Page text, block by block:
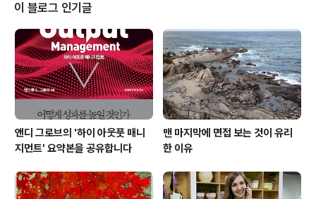
이 블로그 인기글
앤디 그로브의 '하이 아웃풋 매니
지먼트' 요약본을 공유합니다
맨 마지막에 면접 보는 것이 유리
한 이유